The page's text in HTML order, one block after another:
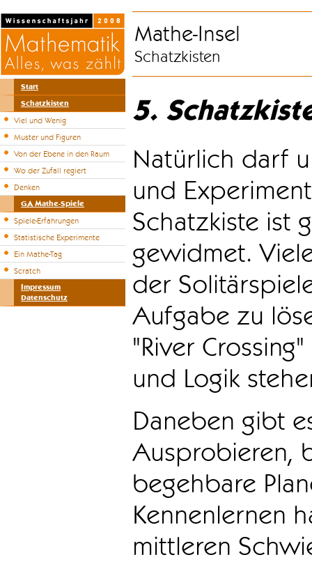
Start
Schatzkisten
Viel und Wenig
Muster und Figuren
Von der Ebene in den Raum
Wo der Zufall regiert
Denken
GA Mathe-Spiele
Spiele-Erfahrungen
Statistische Experimente
Ein Mathe-Tag
Scratch
Impressum
Datenschutz
Mathe-Insel
Schatzkisten
5.
Natürlich darf
und
Schatzkiste ist
gewidmet.
der
Aufgabe zu
"River
und Logik
Daneben gibt
Ausprobieren,
begehbare
Kennenlernen
mittleren